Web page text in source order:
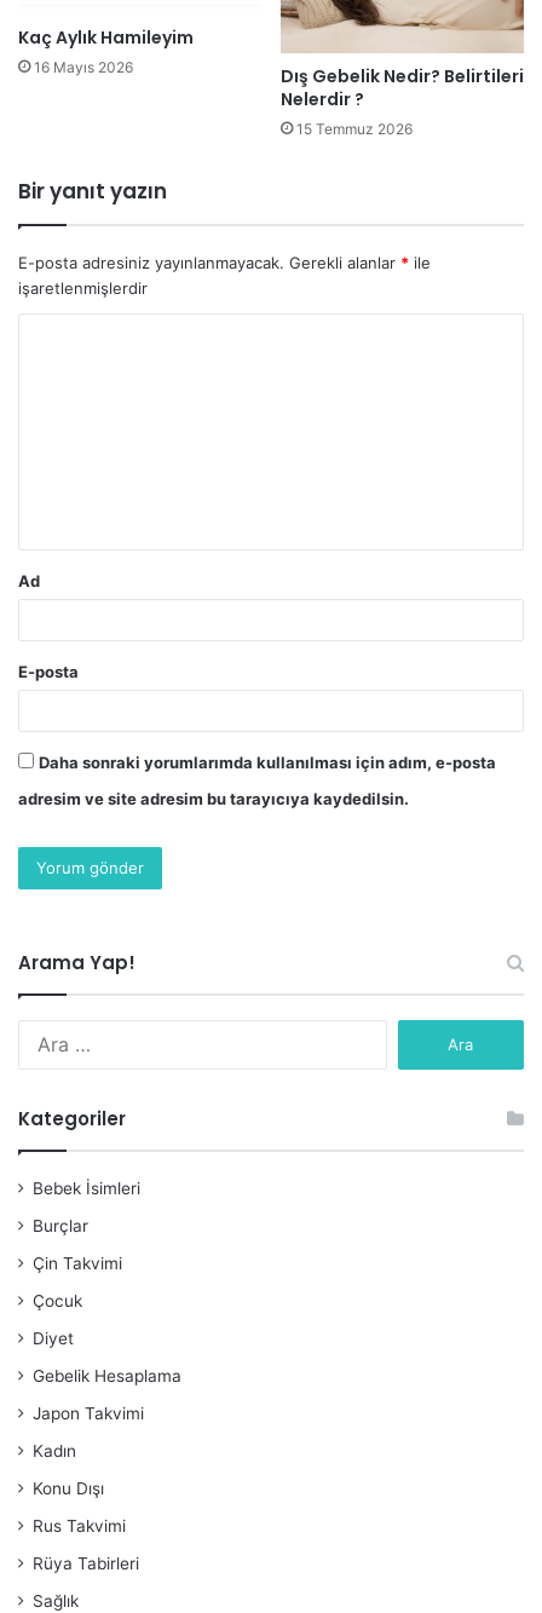
Kaç Aylık Hamileyim
16 Mayıs 2026
Dış Gebelik Nedir? Belirtileri
Nelerdir ?
15 Temmuz 2026
Bir yanıt yazın
E-posta adresiniz yayınlanmayacak. Gerekli alanlar * ile
işaretlenmişlerdir
Ad
E-posta
Daha sonraki yorumlarımda kullanılması için adım, e-posta
adresim ve site adresim bu tarayıcıya kaydedilsin.
Arama Yap!
Kategoriler
Bebek İsimleri
Burçlar
Çin Takvimi
Çocuk
Diyet
Gebelik Hesaplama
Japon Takvimi
Kadın
Konu Dışı
Rus Takvimi
Rüya Tabirleri
Sağlık